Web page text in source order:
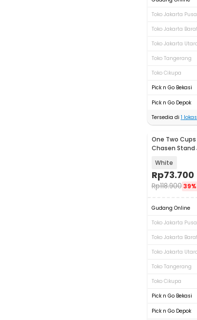
Toko Jakarta
Toko Jakarta
Toko Jakarta
Toko Tangerang
Toko Cikupa
Pick n Go Bekasi
Pick n Go Depok
Tersedia di 1
One Two
Chasen Stand
White
Rp73.700
Rp118.900 39%
Gudang Online
Toko Jakarta
Toko Jakarta
Toko Jakarta
Toko Tangerang
Toko Cikupa
Pick n Go Bekasi
Pick n Go Depok